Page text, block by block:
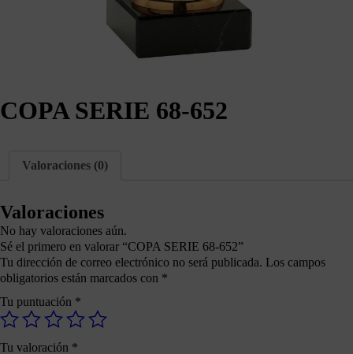
COPA SERIE 68-652
Valoraciones (0)
Valoraciones
No hay valoraciones aún.
Sé el primero en valorar “COPA SERIE 68-652”
Tu dirección de correo electrónico no será publicada. Los campos
obligatorios están marcados con *
Tu puntuación *
Tu valoración *